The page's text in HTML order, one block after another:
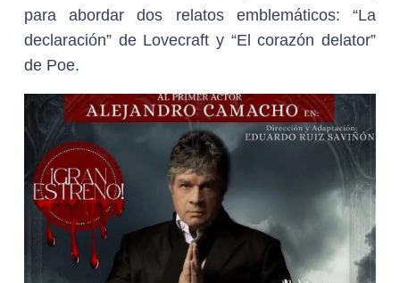
para abordar dos relatos emblemáticos: “La
declaración” de Lovecraft y “El corazón delator”
de Poe.